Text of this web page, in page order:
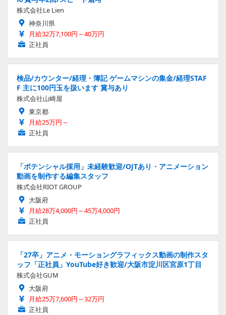
株式会社Le Lien
神奈川県
月給32万7,100円～40万円
正社員
検品/カウンター/経理・簿記 ゲームマシンの集金/経理STAF
F 主に100円玉を扱います 賞与あり
株式会社山崎屋
東京都
月給25万円～
正社員
「ポテンシャル採用」未経験歓迎/OJTあり・アニメーション
動画を制作する編集スタッフ
株式会社RIOT GROUP
大阪府
月給28万4,000円～45万4,000円
正社員
「27卒」アニメ・モーショングラフィックス動画の制作スタ
ッフ「正社員」YouTube好き歓迎/大阪市淀川区宮原1丁目
株式会社GUM
大阪府
月給25万7,600円～32万円
正社員